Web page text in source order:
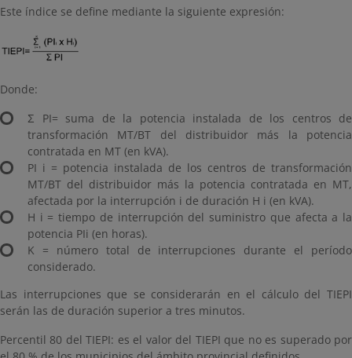
Este índice se define mediante la siguiente expresión:
Donde:
Σ PI= suma de la potencia instalada de los centros de
transformación MT/BT del distribuidor más la potencia
contratada en MT (en kVA).
PI i = potencia instalada de los centros de transformación
MT/BT del distribuidor más la potencia contratada en MT,
afectada por la interrupción i de duración H i (en kVA).
H i = tiempo de interrupción del suministro que afecta a la
potencia PIi (en horas).
K = número total de interrupciones durante el período
considerado.
Las interrupciones que se considerarán en el cálculo del TIEPI
serán las de duración superior a tres minutos.
Percentil 80 del TIEPI: es el valor del TIEPI que no es superado por